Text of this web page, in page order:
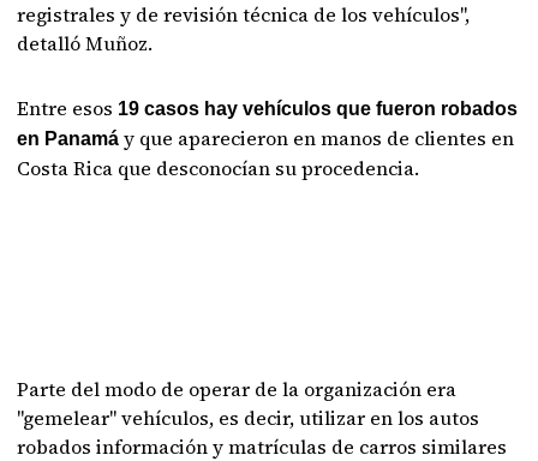
registrales y de revisión técnica de los vehículos",
detalló Muñoz.
Entre esos 19 casos hay vehículos que fueron robados
en Panamáy que aparecieron en manos de clientes en
Costa Rica que desconocían su procedencia.
Parte del modo de operar de la organización era
"gemelear" vehículos, es decir, utilizar en los autos
robados información y matrículas de carros similares